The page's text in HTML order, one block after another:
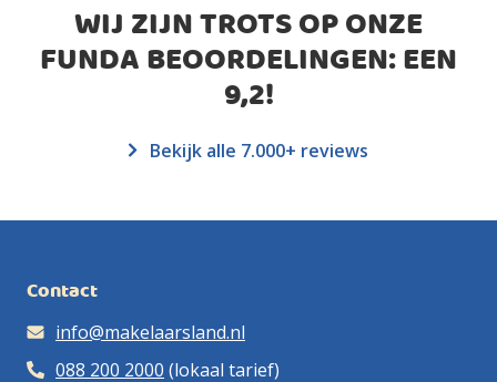
WIJ ZIJN TROTS OP ONZE
FUNDA BEOORDELINGEN: EEN
9,2!
Bekijk alle 7.000+ reviews
Contact
info@makelaarsland.nl
088 200 2000 (lokaal tarief)